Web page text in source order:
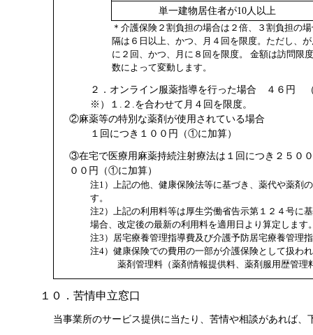
単一建物居住者が10人以上
＊介護保険２割負担の場合は２倍、３割負担の
隔は６日以上、かつ、月４回を限度。ただし、
に２回、かつ、月に８回を限度。 金額は訪問限
数によって変動します。
２．オンライン服薬指導を行った場合 ４６円
※）１.２.を合わせて月４回を限度。
②麻薬等の特別な薬剤が使用されている場合
１回につき１００円（①に加算）
③在宅で医療用麻薬持続注射療法は１回につき２５０
００円（①に加算）
注1）上記の他、健康保険法等に基づき、薬代や薬剤
す。
注2）上記の利用料等は厚生労働省告示第１２４号に
場合、改定後の最新の利用料を適用日より算定します
注3）居宅療養管理指導費及び介護予防居宅療養管理
注4）健康保険での費用の一部が介護保険として扱わ
薬剤管理料（薬剤情報提供料、薬剤服用歴管理
１０．苦情申立窓口
当事業所のサービス提供に当たり、苦情や相談があれば、